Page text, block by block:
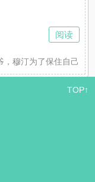
，穆汀为了保住自己
阅读
TOP↑